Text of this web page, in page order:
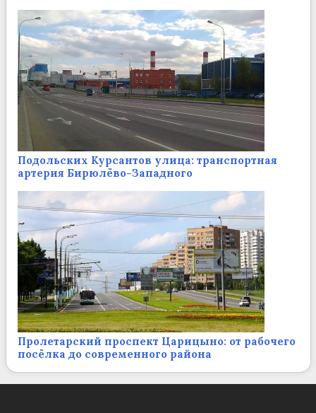
Подольских Курсантов улица: транспортная
артерия Бирюлёво-Западного
Пролетарский проспект Царицыно: от рабочего
посёлка до современного района